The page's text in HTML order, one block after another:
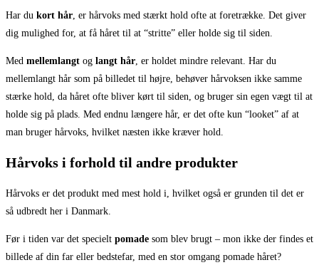
Har du kort hår , er hårvoks med stærkt hold ofte at foretrække. Det giver
dig mulighed for, at få håret til at “stritte” eller holde sig til siden.
Med mellemlangt og langt hår , er holdet mindre relevant. Har du
mellemlangt hår som på billedet til højre, behøver hårvoksen ikke samme
stærke hold, da håret ofte bliver kørt til siden, og bruger sin egen vægt til at
holde sig på plads. Med endnu længere hår, er det ofte kun “looket” af at
man bruger hårvoks, hvilket næsten ikke kræver hold.
Hårvoks i forhold til andre produkter
Hårvoks er det produkt med mest hold i, hvilket også er grunden til det er
så udbredt her i Danmark.
Før i tiden var det specielt pomade som blev brugt – mon ikke der findes et
billede af din far eller bedstefar, med en stor omgang pomade håret?